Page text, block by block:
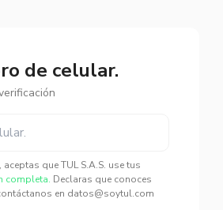
de celular.
que TUL S.A.S. use tus
completa. Declaras que conoces
en datos@soytul.com